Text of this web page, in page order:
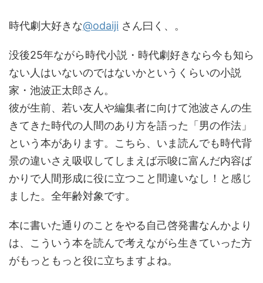
時代劇大好きな@odaiji さん曰く、。
没後25年ながら時代小説・時代劇好きなら今も知ら
ない人はいないのではないかというくらいの小説
家・池波正太郎さん。
彼が生前、若い友人や編集者に向けて池波さんの生
きてきた時代の人間のあり方を語った「男の作法」
という本があります。こちら、いま読んでも時代背
景の違いさえ吸収してしまえば示唆に富んだ内容ば
かりで人間形成に役に立つこと間違いなし！と感じ
ました。全年齢対象です。
本に書いた通りのことをやる自己啓発書なんかより
は、こういう本を読んで考えながら生きていった方
がもっともっと役に立ちますよね。